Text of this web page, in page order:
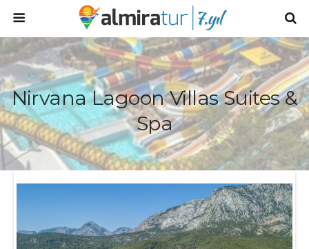
Nirvana Lagoon Villas Suites &
Spa